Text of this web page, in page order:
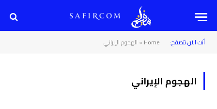
أنت الآن تتصفح: Home
» الهجوم الإيراني
الهجوم الإيراني